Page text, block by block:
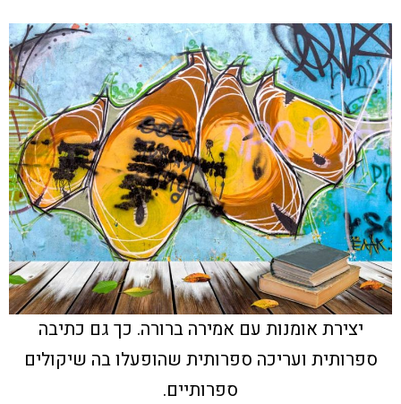
יצירת אומנות עם אמירה ברורה. כך גם כתיבה
ספרותית ועריכה ספרותית שהופעלו בה שיקולים
ספרותיים.